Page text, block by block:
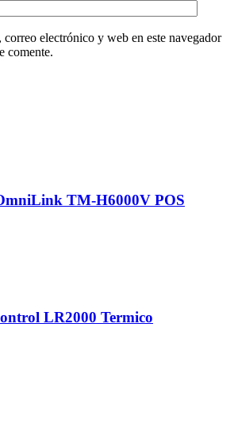
electrónico y web en este navegador
comente.
TM-H6000V POS
LR2000 Termico